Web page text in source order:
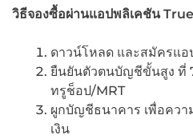
วิธีจองซื้อผ่านแอปพลิเคชัน
ดาวน์โหลด และสมัครแอ
ยืนยันตัวตนบัญชีขั้นสูง ที่
ทรูช็อป/MRT
ผูกบัญชีธนาคาร เพื่อควา
เงิน